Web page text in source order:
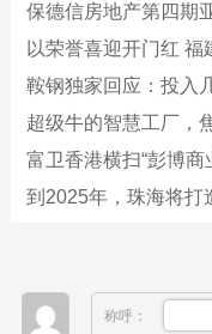
保德信房地产第四期
以荣誉喜迎开门红
鞍钢独家回应：投入
超级牛的智慧工厂，
富卫香港横扫“彭博商
到2025年，珠海将打
称呼：